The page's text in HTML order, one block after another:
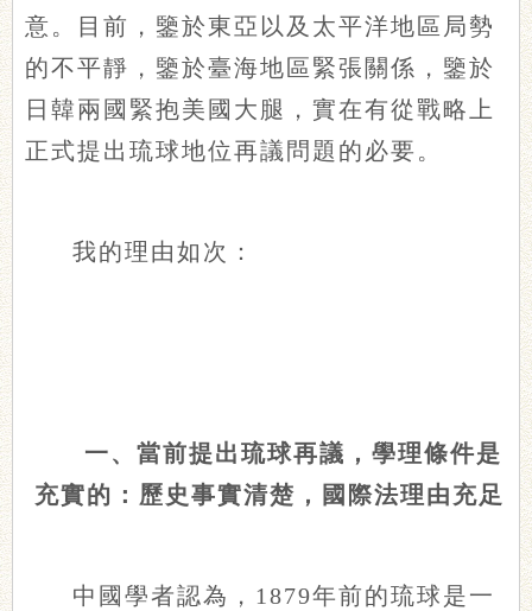
意。目前，鑒於東亞以及太平洋地區局勢
的不平靜，鑒於臺海地區緊張關係，鑒於
日韓兩國緊抱美國大腿，實在有從戰略上
正式提出琉球地位再議問題的必要。
我的理由如次：
一、當前提出琉球再議，學理條件是
充實的：歷史事實清楚，國際法理由充足
中國學者認為，1879年前的琉球是一